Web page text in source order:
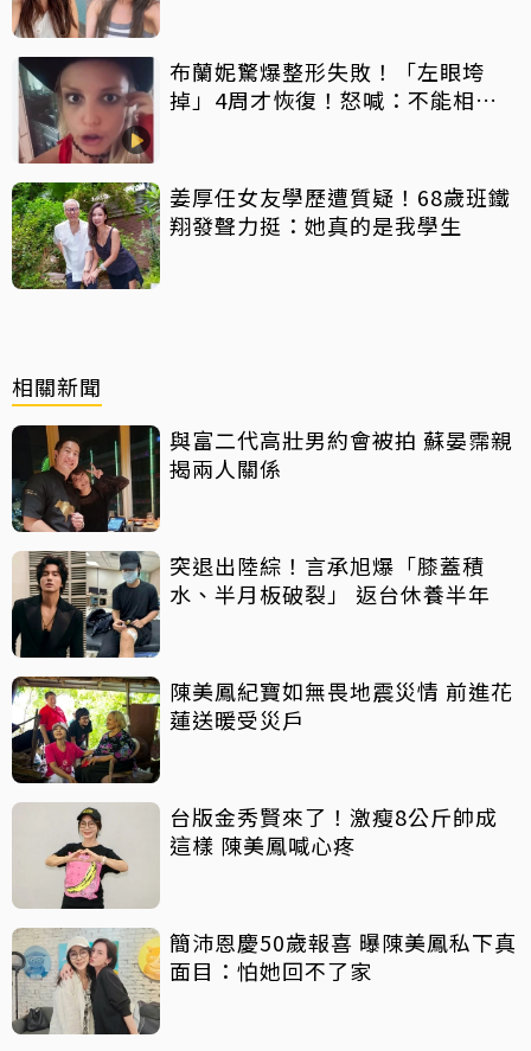
布蘭妮驚爆整形失敗！「左眼垮
掉」4周才恢復！怒喊：不能相信
姜厚任女友學歷遭質疑！68歲班鐵
翔發聲力挺：她真的是我學生
相關新聞
與富二代高壯男約會被拍 蘇晏霈親
揭兩人關係
突退出陸綜！言承旭爆「膝蓋積
水、半月板破裂」 返台休養半年
陳美鳳紀寶如無畏地震災情 前進花
蓮送暖受災戶
台版金秀賢來了！激瘦8公斤帥成
這樣 陳美鳳喊心疼
簡沛恩慶50歲報喜 曝陳美鳳私下真
面目：怕她回不了家